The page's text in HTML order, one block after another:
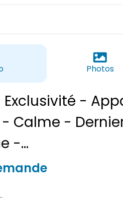
Photos
Exclusivité -
- Calme -
-...